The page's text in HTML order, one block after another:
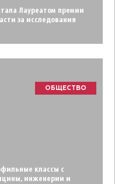
Лауреатом премии
за исследования
ОБЩЕСТВО
классы с
инженерии и